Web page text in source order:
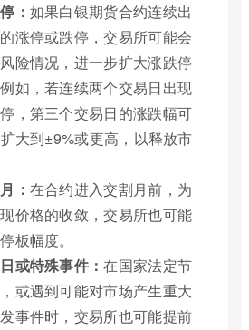
： 如果白银期货合约连续出
涨停或跌停，交易所可能会
险情况，进一步扩大涨跌停
如，若连续两个交易日出现
，第三个交易日的涨跌幅可
大到±9%或更高，以释放市
： 在合约进入交割月前，为
价格的收敛，交易所也可能
板幅度。
或特殊事件：在国家法定节
或遇到可能对市场产生重大
事件时，交易所也可能提前